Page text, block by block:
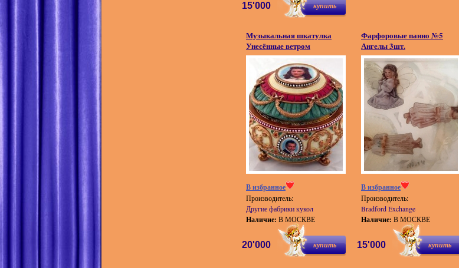
купить
15'000
Музыкальная шкатулка
Унесённые ветром
В избранное
Производитель:
Другие фабрики кукол
Наличие: В МОСКВЕ
купить
20'000
Фарфоровые панно №5
Ангелы 3шт.
В избранное
Производитель:
Bradford Exchange
Наличие: В МОСКВЕ
купить
15'000